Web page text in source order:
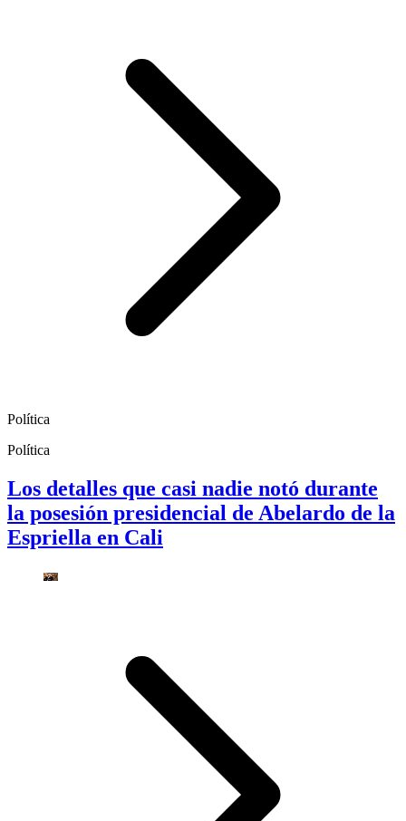
Política
Política
Los detalles que casi nadie notó durante
la posesión presidencial de Abelardo de la
Espriella en Cali